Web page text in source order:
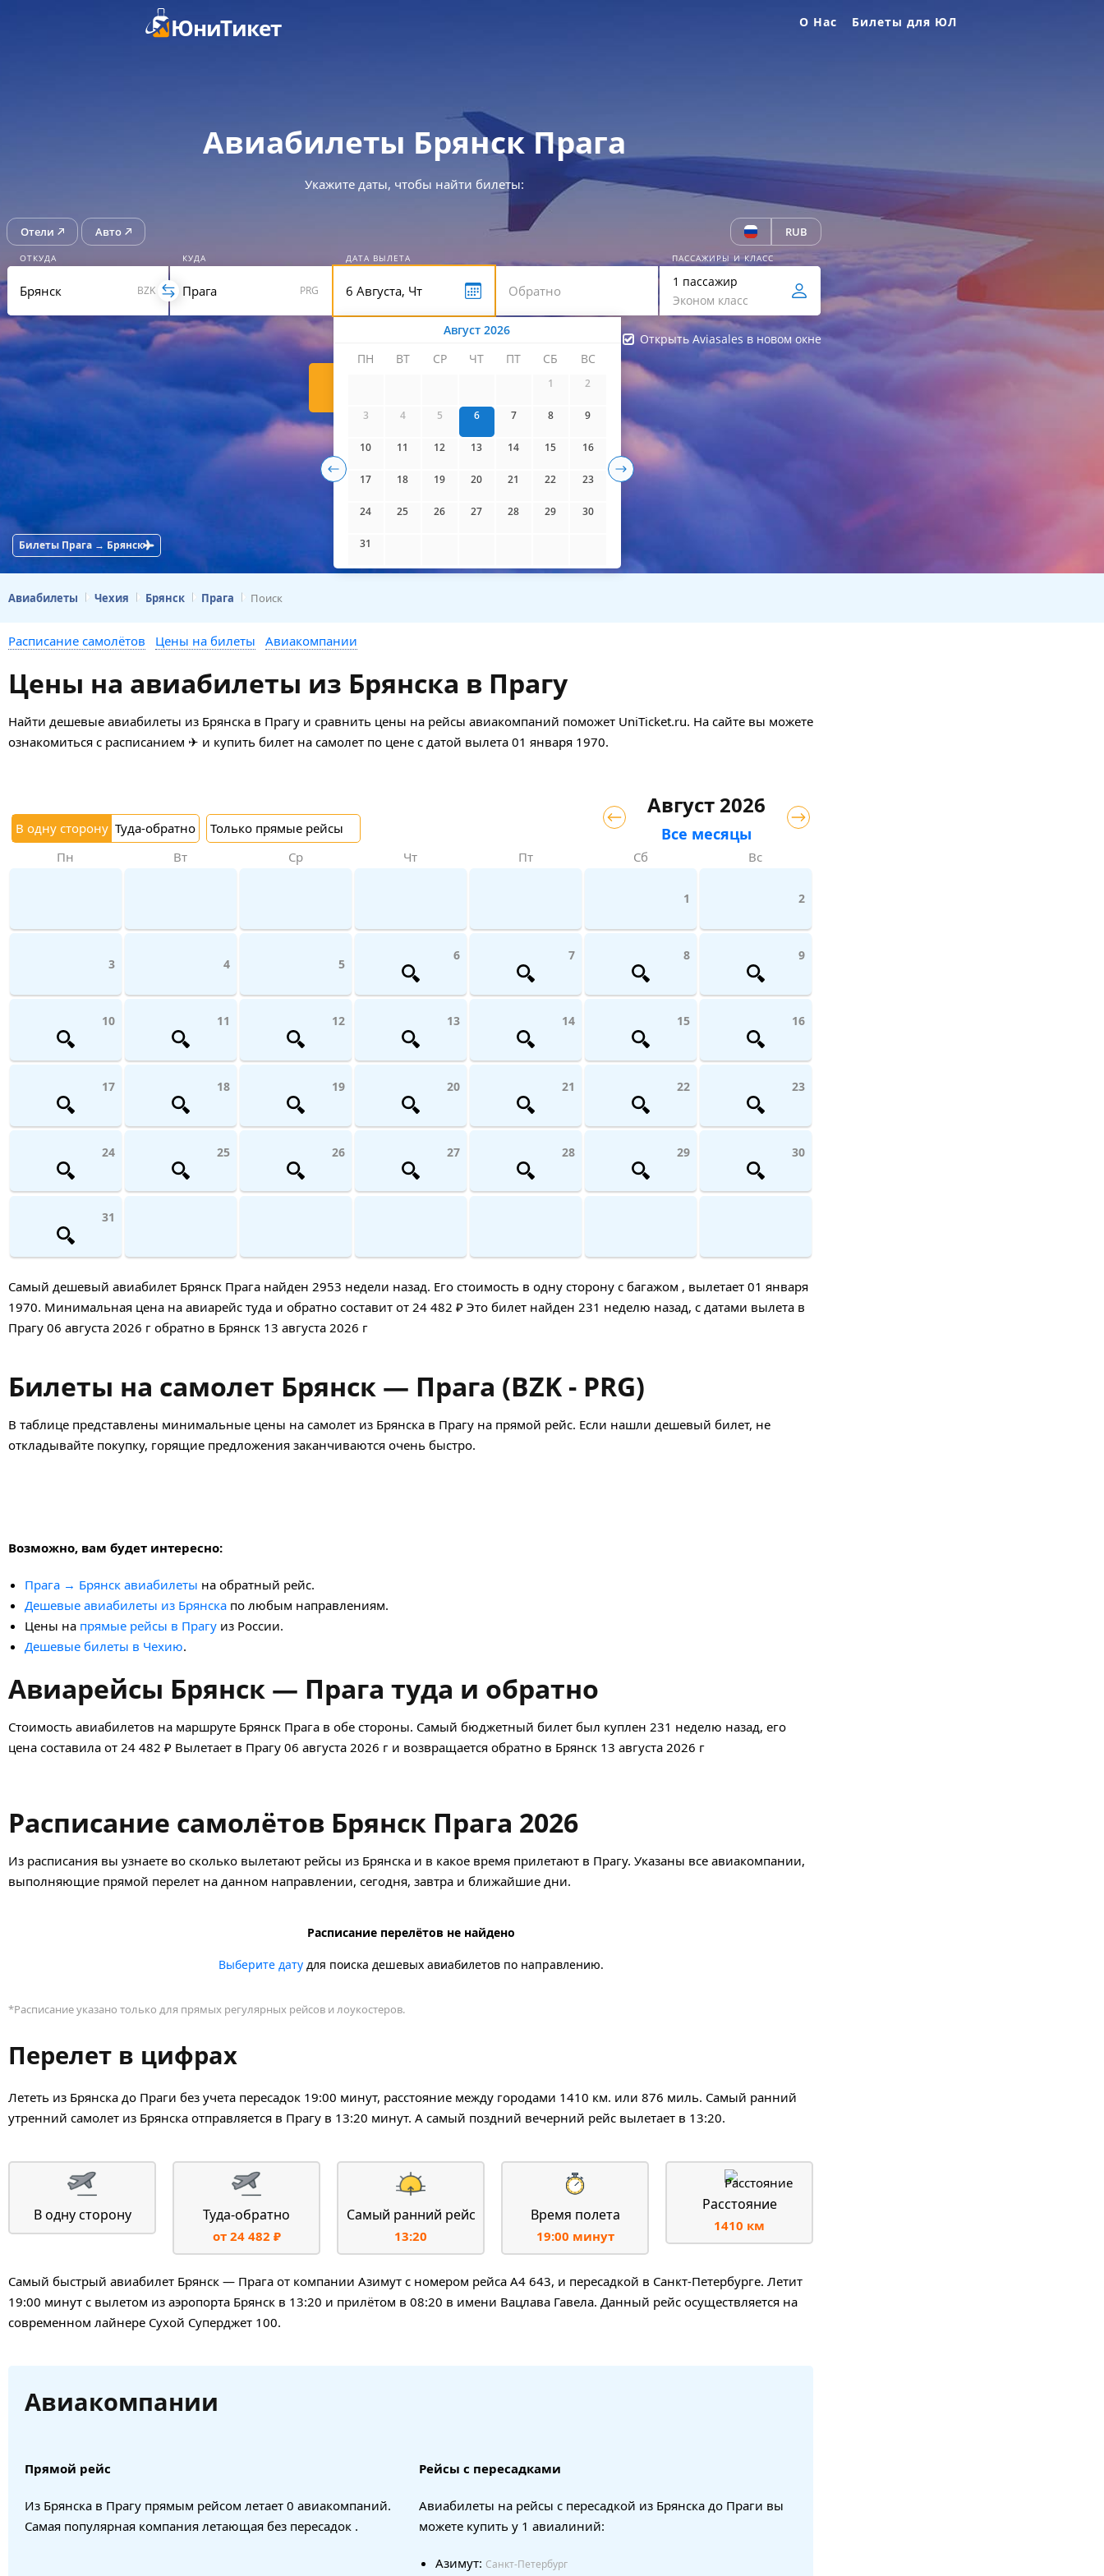
ЮниТикет О Нас Билеты для ЮЛ
Авиабилеты Брянск Прага
Укажите даты, чтобы найти билеты:
Отели Авто RUB
ОТКУДА
BZK
КУДА
PRG
ДАТА ВЫЛЕТА
Август 2026
ПН
ВТ СР ЧТ ПТ СБ ВС
1 2
3 4 5 6 7 8 9
10 11 12 13 14 15 16
17 18 19 20 21 22 23
24 25 26 27 28 29 30
31
ПАССАЖИРЫ И КЛАСС
1 пассажир
Эконом класс
Открыть Aviasales в новом окне
Билеты Прага → Брянск
Авиабилеты Чехия Брянск Прага Поиск
Расписание самолётов Цены на билеты Авиакомпании
Цены на авиабилеты из Брянска в Прагу
Найти дешевые авиабилеты из Брянска в Прагу и сравнить цены на рейсы авиакомпаний поможет UniTicket.ru. На сайте вы можете
ознакомиться с расписанием ✈ и купить билет на самолет по цене с датой вылета 01 января 1970.
В одну сторону Туда-обратно Только прямые рейсы
Август 2026
Все месяцы
Пн Вт Ср Чт Пт Сб Вс
1 2
3 4 5
6 7 8 9
10 11 12 13 14 15 16
17 18 19 20 21 22 23
24 25 26 27 28 29 30
31
Самый дешевый авиабилет Брянск Прага найден 2953 недели назад. Его стоимость в одну сторону с багажом , вылетает 01 января
1970. Минимальная цена на авиарейс туда и обратно составит от 24 482 ₽ Это билет найден 231 неделю назад, с датами вылета в
Прагу 06 августа 2026 г обратно в Брянск 13 августа 2026 г
Билеты на самолет Брянск — Прага (BZK - PRG)
В таблице представлены минимальные цены на самолет из Брянска в Прагу на прямой рейс. Если нашли дешевый билет, не
откладывайте покупку, горящие предложения заканчиваются очень быстро.
Возможно, вам будет интересно:
Прага → Брянск авиабилеты на обратный рейс.
Дешевые авиабилеты из Брянска по любым направлениям.
Цены на прямые рейсы в Прагу из России.
Дешевые билеты в Чехию.
Авиарейсы Брянск — Прага туда и обратно
Стоимость авиабилетов на маршруте Брянск Прага в обе стороны. Самый бюджетный билет был куплен 231 неделю назад, его
цена составила от 24 482 ₽ Вылетает в Прагу 06 августа 2026 г и возвращается обратно в Брянск 13 августа 2026 г
Расписание самолётов Брянск Прага 2026
Из расписания вы узнаете во сколько вылетают рейсы из Брянска и в какое время прилетают в Прагу. Указаны все авиакомпании,
выполняющие прямой перелет на данном направлении, сегодня, завтра и ближайшие дни.
Расписание перелётов не найдено
Выберите датудля поиска дешевых авиабилетов по направлению.
*Расписание указано только для прямых регулярных рейсов и лоукостеров.
Перелет в цифрах
Лететь из Брянска до Праги без учета пересадок 19:00 минут, расстояние между городами 1410 км. или 876 миль. Самый ранний
утренний самолет из Брянска отправляется в Прагу в 13:20 минут. А самый поздний вечерний рейс вылетает в 13:20.
В одну сторону Туда-обратно
от 24 482 ₽
Самый ранний рейс
13:20
Время полета
19:00 минут
Расстояние
1410 км
Самый быстрый авиабилет Брянск — Прага от компании Азимут с номером рейса A4 643, и пересадкой в Санкт-Петербурге. Летит
19:00 минут с вылетом из аэропорта Брянск в 13:20 и прилётом в 08:20 в имени Вацлава Гавела. Данный рейс осуществляется на
современном лайнере Сухой Суперджет 100.
Авиакомпании
Прямой рейс
Из Брянска в Прагу прямым рейсом летает 0 авиакомпаний.
Самая популярная компания летающая без пересадок .
Рейсы с пересадками
Авиабилеты на рейсы с пересадкой из Брянска до Праги вы
можете купить у 1 авиалиний:
Азимут: Санкт-Петербург